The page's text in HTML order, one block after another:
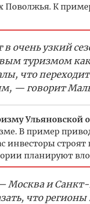
Поволжья. К
в очень узкий
туризмом
что
— говорит
Ульяновской
В пример
инвесторы
планируют
и Санкт-
что регионы